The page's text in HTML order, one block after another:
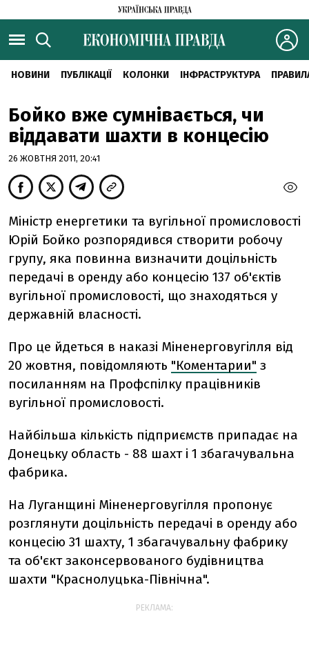
НОВИНИ ПУБЛІКАЦІЇ КОЛОНКИ ІНФРАСТРУКТУРА
Бойко вже сумнівається, чи
віддавати шахти в концесію
26 ЖОВТНЯ 2011, 20:41
Міністр енергетики та вугільної промисловості
Юрій Бойко розпорядився створити робочу
групу, яка повинна визначити доцільність
передачі в оренду або концесію 137 об'єктів
вугільної промисловості, що знаходяться у
державній власності.
Про це йдеться в наказі Міненерговугілля від
20 жовтня, повідомляють "Коментарии" з
посиланням на Профспілку працівників
вугільної промисловості.
Найбільша кількість підприємств припадає на
Донецьку область - 88 шахт і 1 збагачувальна
фабрика.
На Луганщині Міненерговугілля пропонує
розглянути доцільність передачі в оренду або
концесію 31 шахту, 1 збагачувальну фабрику
та об'єкт законсервованого будівництва
шахти "Краснолуцька-Північна".
РЕКЛАМА: